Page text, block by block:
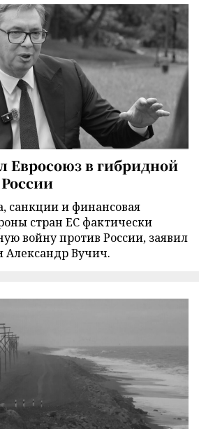
Евросоюз в гибридной
санкции и финансовая
стран ЕС фактически
войну против России, заявил
Александр Вучич.